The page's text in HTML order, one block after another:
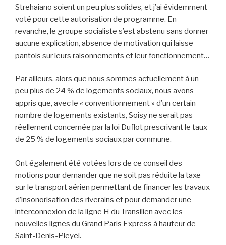
Strehaiano soient un peu plus solides, et j’ai évidemment
voté pour cette autorisation de programme. En
revanche, le groupe socialiste s’est abstenu sans donner
aucune explication, absence de motivation qui laisse
pantois sur leurs raisonnements et leur fonctionnement…
Par ailleurs, alors que nous sommes actuellement à un
peu plus de 24 % de logements sociaux, nous avons
appris que, avec le « conventionnement » d’un certain
nombre de logements existants, Soisy ne serait pas
réellement concernée par la loi Duflot prescrivant le taux
de 25 % de logements sociaux par commune.
Ont également été votées lors de ce conseil des
motions pour demander que ne soit pas réduite la taxe
sur le transport aérien permettant de financer les travaux
d’insonorisation des riverains et pour demander une
interconnexion de la ligne H du Transilien avec les
nouvelles lignes du Grand Paris Express à hauteur de
Saint-Denis-Pleyel.